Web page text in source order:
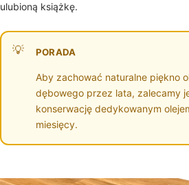
ulubioną książkę.
PORADA
Aby zachować naturalne piękno
dębowego przez lata, zalecamy
konserwację dedykowanym
miesięcy.